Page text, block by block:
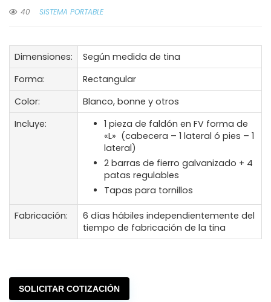
40
SISTEMA PORTABLE
Dimensiones:
Según medida de tina
Forma:
Rectangular
Color:
Blanco, bonne y otros
Incluye:
1 pieza de faldón en FV forma de
«L» (cabecera – 1 lateral ó pies – 1
lateral)
2 barras de fierro galvanizado + 4
patas regulables
Tapas para tornillos
Fabricación:
6 días hábiles independientemente del
tiempo de fabricación de la tina
SOLICITAR COTIZACIÓN